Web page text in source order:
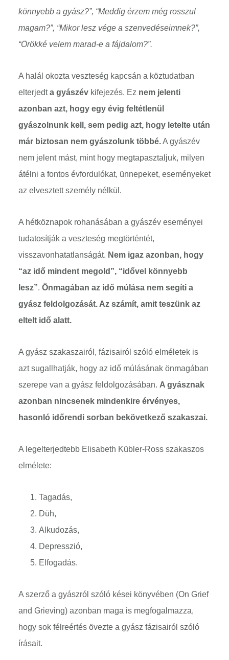
könnyebb a gyász?”, “Meddig érzem még rosszul
magam?”, “Mikor lesz vége a szenvedéseimnek?”,
“Örökké velem marad-e a fájdalom?”.
A halál okozta veszteség kapcsán a köztudatban
elterjedta gyászévkifejezés. Ez nem jelenti
azonban azt, hogy egy évig feltétlenül
gyászolnunk kell, sem pedig azt, hogy letelte után
már biztosan nem gyászolunk többé.A gyászév
nem jelent mást, mint hogy megtapasztaljuk, milyen
átélni a fontos évfordulókat, ünnepeket, eseményeket
az elvesztett személy nélkül.
A hétköznapok rohanásában a gyászév eseményei
tudatosítják a veszteség megtörténtét,
visszavonhatatlanságát. Nem igaz azonban, hogy
“az idő mindent megold”, “idővel könnyebb
lesz”. Önmagában az idő múlása nem segíti a
gyász feldolgozását. Az számít, amit teszünk az
eltelt idő alatt.
A gyász szakaszairól, fázisairól szóló elméletek is
azt sugallhatják, hogy az idő múlásának önmagában
szerepe van a gyász feldolgozásában. A gyásznak
azonban nincsenek mindenkire érvényes,
hasonló időrendi sorban bekövetkező szakaszai.
A legelterjedtebb Elisabeth Kübler-Ross szakaszos
elmélete:
Tagadás,
Düh,
Alkudozás,
Depresszió,
Elfogadás.
A szerző a gyászról szóló kései könyvében (On Grief
and Grieving) azonban maga is megfogalmazza,
hogy sok félreértés övezte a gyász fázisairól szóló
írásait.